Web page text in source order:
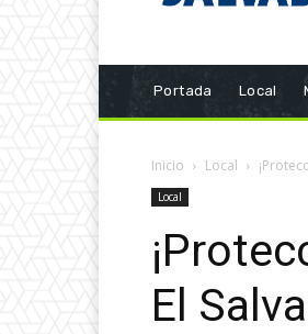
Portada Local
Inicio Local
Local
El